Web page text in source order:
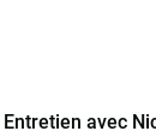
Entretien avec